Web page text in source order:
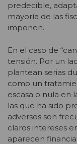
predecible,
mayoría de las
imponen.
En el caso de
tensión. Por un
plantean serias
como un
escasa o nula en
las que ha sido
adversos son
claros intereses
aparecen